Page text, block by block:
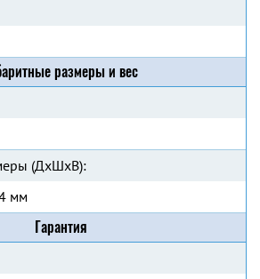
размеры и вес
(ДхШхВ):
мм
Гарантия